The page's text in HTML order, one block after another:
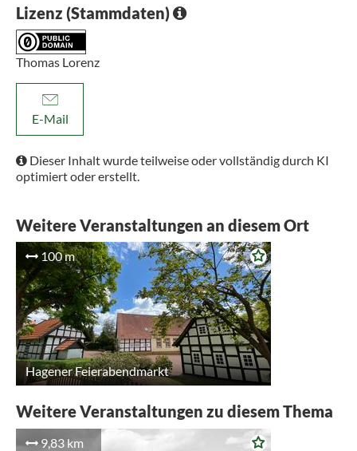
Lizenz (Stammdaten)
Thomas Lorenz
E-Mail
Dieser Inhalt wurde teilweise oder vollständig durch KI
optimiert oder erstellt.
Weitere Veranstaltungen an diesem Ort
100 m
Hagener Feierabendmarkt
Weitere Veranstaltungen zu diesem Thema
9,83 km